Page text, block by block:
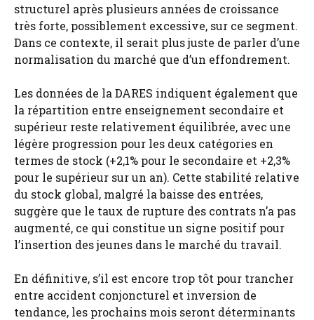
structurel après plusieurs années de croissance
très forte, possiblement excessive, sur ce segment.
Dans ce contexte, il serait plus juste de parler d’une
normalisation du marché que d’un effondrement.
Les données de la DARES indiquent également que
la répartition entre enseignement secondaire et
supérieur reste relativement équilibrée, avec une
légère progression pour les deux catégories en
termes de stock (+2,1% pour le secondaire et +2,3%
pour le supérieur sur un an). Cette stabilité relative
du stock global, malgré la baisse des entrées,
suggère que le taux de rupture des contrats n’a pas
augmenté, ce qui constitue un signe positif pour
l’insertion des jeunes dans le marché du travail.
En définitive, s’il est encore trop tôt pour trancher
entre accident conjoncturel et inversion de
tendance, les prochains mois seront déterminants